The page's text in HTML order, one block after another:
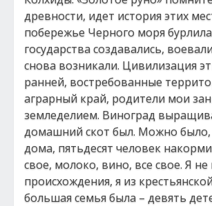
древности, идет история этих
побережье Черного моря
государства создавались,
снова возникали. Цивилизация
ранней, востребованные
аграрный край, родители мои
земледелием. Виноград
домашний скот был. Можно было,
дома, пятьдесят человек
свое, молоко, вино, все свое. Я не
происхождения, я из
большая семья была – девять